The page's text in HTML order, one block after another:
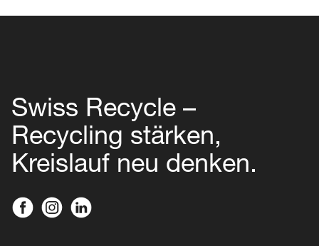
Swiss Recycle –
Recycling stärken,
Kreislauf neu denken.